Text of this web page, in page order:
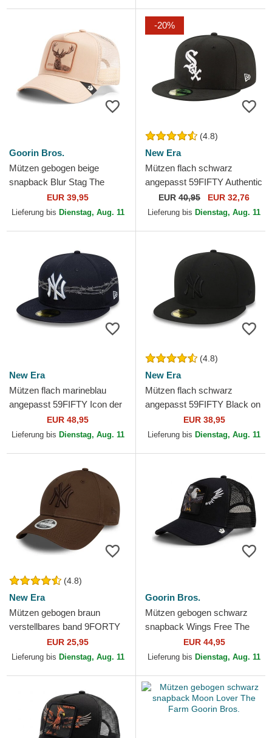
Goorin Bros.
Mützen gebogen beige
snapback Blur Stag The
Farm Goorin Bros.
EUR 39,95
Lieferung bis Dienstag, Aug. 11
-20%
(4.8)
New Era
Mützen flach schwarz
angepasst 59FIFTY Authentic
On Field Game der Chicago
White Sox MLB von New Era
EUR 40,95 EUR 32,76
Lieferung bis Dienstag, Aug. 11
New Era
Mützen flach marineblau
angepasst 59FIFTY Icon der
New York Yankees MLB von
New Era
EUR 48,95
Lieferung bis Dienstag, Aug. 11
(4.8)
New Era
Mützen flach schwarz
angepasst 59FIFTY Black on
Black der New York Yankees
MLB von New Era
EUR 38,95
Lieferung bis Dienstag, Aug. 11
(4.8)
New Era
Mützen gebogen braun
verstellbares band 9FORTY
League Essential der New
York Yankees MLB von New
EUR 25,95
Lieferung bis Dienstag, Aug. 11
Goorin Bros.
Mützen gebogen schwarz
snapback Wings Free The
Farm Goorin Bros.
EUR 44,95
Lieferung bis Dienstag, Aug. 11